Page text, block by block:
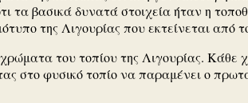
τα βασικά δυνατά στοιχεία ήταν η
της Λιγουρίας που εκτείνεται από
του τοπίου της Λιγουρίας. Κάθε
στο φυσικό τοπίο να παραμένει ο